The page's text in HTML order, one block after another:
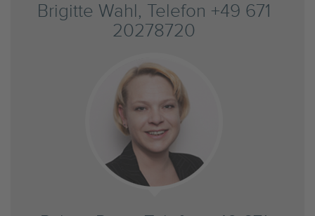
Brigitte Wahl, Telefon +49 671
20278720